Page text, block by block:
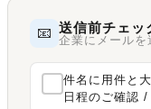
📧 送信前チェッ
企業にメールを
件名に用件と
日程のご確認